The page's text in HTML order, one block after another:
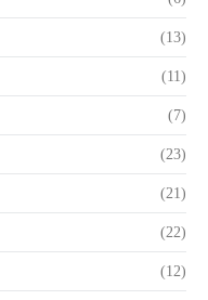
(13)
(11)
(7)
(23)
(21)
(22)
(12)